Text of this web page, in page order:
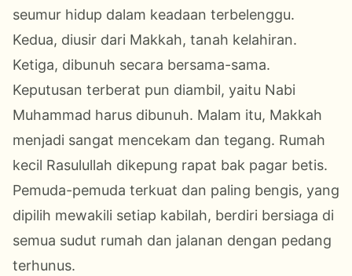
seumur hidup dalam keadaan terbelenggu.
Kedua, diusir dari Makkah, tanah kelahiran.
Ketiga, dibunuh secara bersama-sama.
Keputusan terberat pun diambil, yaitu Nabi
Muhammad harus dibunuh. Malam itu, Makkah
menjadi sangat mencekam dan tegang. Rumah
kecil Rasulullah dikepung rapat bak pagar betis.
Pemuda-pemuda terkuat dan paling bengis, yang
dipilih mewakili setiap kabilah, berdiri bersiaga di
semua sudut rumah dan jalanan dengan pedang
terhunus.